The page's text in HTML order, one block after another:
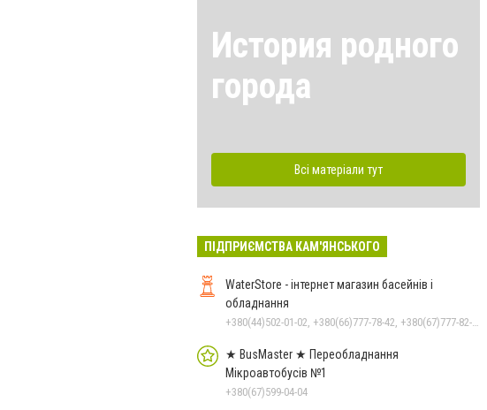
История родного
города
Всі матеріали тут
ПІДПРИЄМСТВА КАМ'ЯНСЬКОГО
WaterStore - інтернет магазин басейнів і
обладнання
★ BusMaster ★ Переобладнання
Мікроавтобусів №1
+380(67)599-04-04